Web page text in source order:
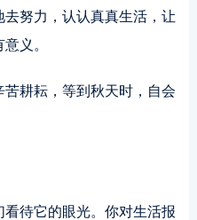
努力，认认真真生活，让
义。
耕耘，等到秋天时，自会
待它的眼光。你对生活报